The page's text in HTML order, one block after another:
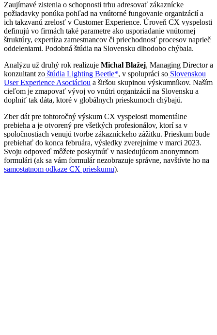
Zaujímavé zistenia o schopnosti trhu adresovať zákaznícke
požiadavky ponúka pohľad na vnútorné fungovanie organizácií a
ich takzvanú zrelosť v Customer Experience. Úroveň CX vyspelosti
definujú vo firmách také parametre ako usporiadanie vnútornej
štruktúry, expertíza zamestnancov či priechodnosť procesov naprieč
oddeleniami. Podobná štúdia na Slovensku dlhodobo chýbala.
Analýzu už druhý rok realizuje Michal Blažej, Managing Director a
konzultant zo štúdia Lighting Beetle*, v spolupráci so Slovenskou
User Experience Asociáciou a širšou skupinou výskumníkov. Naším
cieľom je zmapovať vývoj vo vnútri organizácií na Slovensku a
doplniť tak dáta, ktoré v globálnych prieskumoch chýbajú.
Zber dát pre tohtoročný výskum CX vyspelosti momentálne
prebieha a je otvorený pre všetkých profesionálov, ktorí sa v
spoločnostiach venujú tvorbe zákazníckeho zážitku. Prieskum bude
prebiehať do konca februára, výsledky zverejníme v marci 2023.
Svoju odpoveď môžete poskytnúť v nasledujúcom anonymnom
formulári (ak sa vám formulár nezobrazuje správne, navštívte ho na
samostatnom odkaze CX prieskumu).